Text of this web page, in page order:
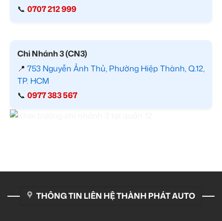
📞 0707 212 999
Chi Nhánh 3 (CN3)
📍 753 Nguyễn Ảnh Thủ, Phường Hiệp Thành, Q.12,
TP. HCM
📞 0977 383 567
THÔNG TIN LIÊN HỆ THÀNH PHÁT AUTO